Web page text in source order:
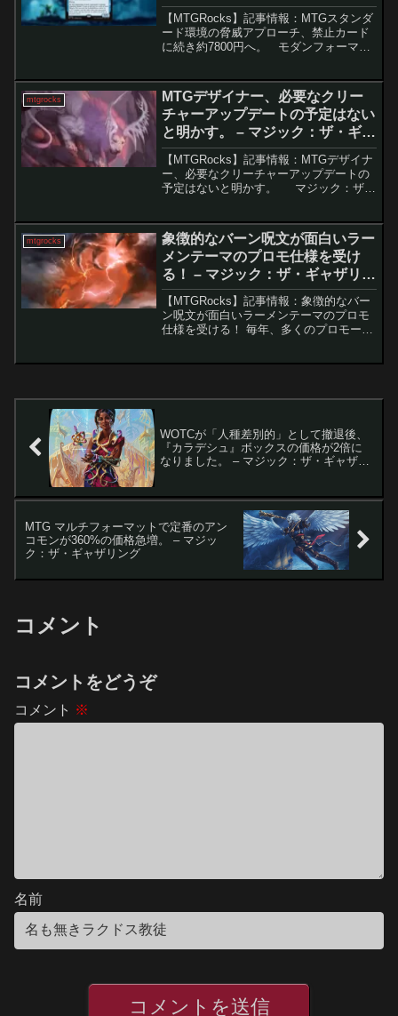
ャザリング
【MTGRocks】記事情報：MTGスタンダ
ード環境の脅威アプローチ、禁止カード
に続き約7800円へ。 モダンフォーマッ
市場価値が急上昇しています。過去のス
タンダード...
mtgrocks
MTGデザイナー、必要なクリー
チャーアップデートの予定はない
と明かす。 – マジック：ザ・ギャ
ザリング
【MTGRocks】記事情報：MTGデザイナ
ー、必要なクリーチャーアップデートの
予定はないと明かす。 マジック：ザ・
おいて重要な役割を果たしています。こ
れに伴...
mtgrocks
象徴的なバーン呪文が面白いラー
メンテーマのプロモ仕様を受け
る！ – マジック：ザ・ギャザリン
グ
【MTGRocks】記事情報：象徴的なバー
ン呪文が面白いラーメンテーマのプロモ
仕様を受ける！ 毎年、多くのプロモーシ
WOTCが「人種差別的」として撤退後、
『カラデシュ』ボックスの価格が2倍に
なりました。 – マジック：ザ・ギャザリ
MTG マルチフォーマットで定番のアン
コモンが360%の価格急増。 – マジッ
ク：ザ・ギャザリング
コメント
コメントをどうぞ
コメント ※
名前